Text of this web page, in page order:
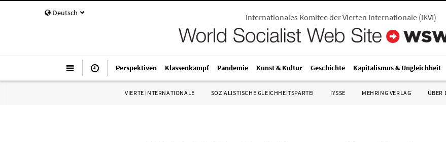
Deutsch Internationales Komitee der Vierten Internationale (IKVI)
Perspektiven Klassenkampf Pandemie Kunst & Kultur Geschichte Kapitalismus & Ungleichheit
VIERTE INTERNATIONALE SOZIALISTISCHE GLEICHHEITSPARTEI IYSSE MEHRING VERLAG ÜBER